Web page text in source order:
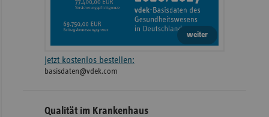
weiter
Jetzt kostenlos bestellen:
basisdaten@vdek.com
Qualität im Krankenhaus